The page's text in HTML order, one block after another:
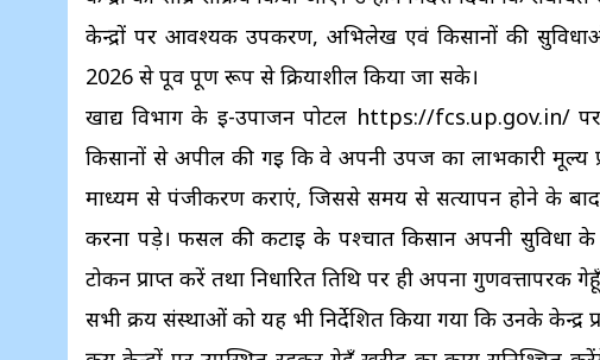
केन्द्रों पर आवश्यक उपकरण, अभिलेख एवं किसानों की
2026 से पूर्व पूर्ण रूप से क्रियाशील किया जा सके।
खाद्य विभाग के ई-उपार्जन पोर्टल https://fcs.up.gov.in/
किसानों से अपील की गई कि वे अपनी उपज का लाभकारी मूल्य
माध्यम से पंजीकरण कराएं, जिससे समय से सत्यापन होने के बाद
करना पड़े। फसल की कटाई के पश्चात किसान अपनी सुविधा के
टोकन प्राप्त करें तथा निर्धारित तिथि पर ही अपना
सभी क्रय संस्थाओं को यह भी निर्देशित किया गया कि उनके केन्द्र